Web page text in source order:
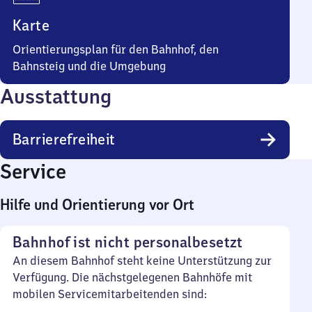
Karte
Orientierungsplan für den Bahnhof, den
Bahnsteig und die Umgebung
Ausstattung
Barrierefreiheit
Service
Hilfe und Orientierung vor Ort
Bahnhof ist nicht personalbesetzt
An diesem Bahnhof steht keine Unterstützung zur
Verfügung. Die nächstgelegenen Bahnhöfe mit
mobilen Servicemitarbeitenden sind: